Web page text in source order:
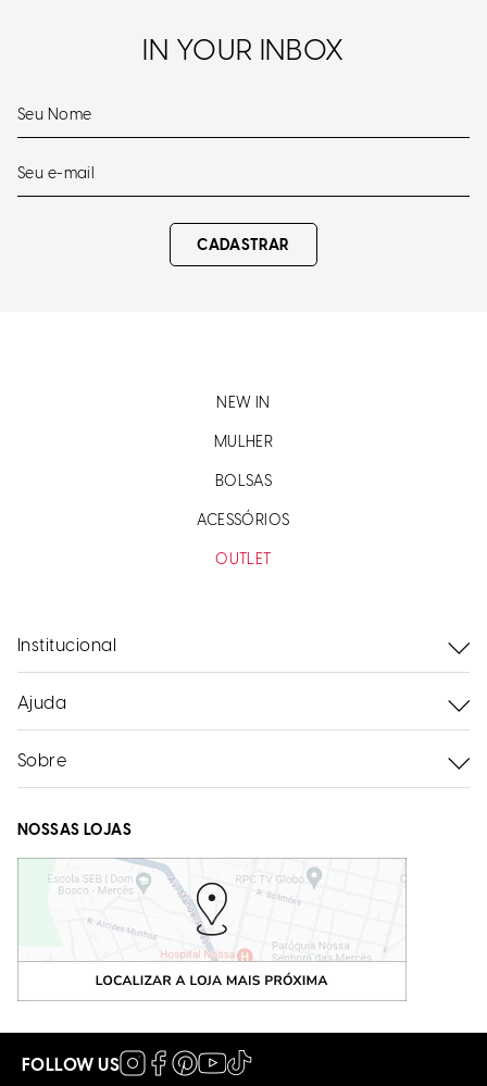
IN YOUR INBOX
CADASTRAR
NEW IN
MULHER
BOLSAS
ACESSÓRIOS
OUTLET
Institucional
Ajuda
Sobre
NOSSAS LOJAS
FOLLOW US